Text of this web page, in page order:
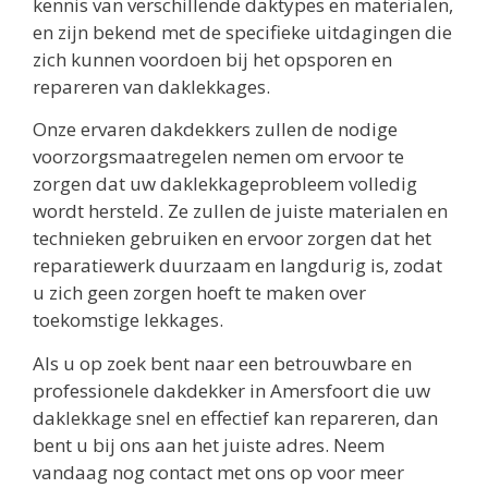
en zijn bekend met de specifieke uitdagingen die
zich kunnen voordoen bij het opsporen en
repareren van daklekkages.
Onze ervaren dakdekkers zullen de nodige
voorzorgsmaatregelen nemen om ervoor te
zorgen dat uw daklekkageprobleem volledig
wordt hersteld. Ze zullen de juiste materialen en
technieken gebruiken en ervoor zorgen dat het
reparatiewerk duurzaam en langdurig is, zodat
u zich geen zorgen hoeft te maken over
toekomstige lekkages.
Als u op zoek bent naar een betrouwbare en
professionele dakdekker in Amersfoort die uw
daklekkage snel en effectief kan repareren, dan
bent u bij ons aan het juiste adres. Neem
vandaag nog contact met ons op voor meer